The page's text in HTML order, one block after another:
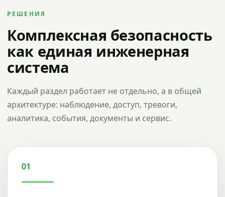
РЕШЕНИЯ
Комплексная безопасность
как единая инженерная
система
Каждый раздел работает не отдельно, а в общей
архитектуре: наблюдение, доступ, тревоги,
аналитика, события, документы и сервис.
01